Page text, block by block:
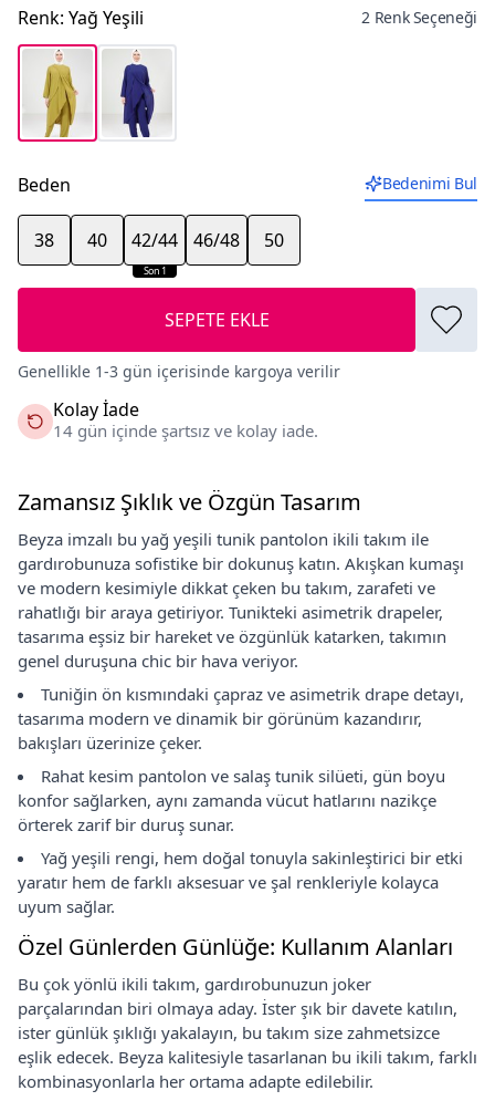
Renk: Yağ Yeşili 2 Renk Seçeneği
Beden Bedenimi Bul
38 40
Son 1
42/44 46/48 50
SEPETE EKLE
Genellikle 1-3 gün içerisinde kargoya verilir
Kolay İade
14 gün içinde şartsız ve kolay iade.
Zamansız Şıklık ve Özgün Tasarım
Beyza imzalı bu yağ yeşili tunik pantolon ikili takım ile
gardırobunuza sofistike bir dokunuş katın. Akışkan kumaşı
ve modern kesimiyle dikkat çeken bu takım, zarafeti ve
rahatlığı bir araya getiriyor. Tunikteki asimetrik drapeler,
tasarıma eşsiz bir hareket ve özgünlük katarken, takımın
genel duruşuna chic bir hava veriyor.
Tuniğin ön kısmındaki çapraz ve asimetrik drape detayı,
tasarıma modern ve dinamik bir görünüm kazandırır,
bakışları üzerinize çeker.
Rahat kesim pantolon ve salaş tunik silüeti, gün boyu
konfor sağlarken, aynı zamanda vücut hatlarını nazikçe
örterek zarif bir duruş sunar.
Yağ yeşili rengi, hem doğal tonuyla sakinleştirici bir etki
yaratır hem de farklı aksesuar ve şal renkleriyle kolayca
uyum sağlar.
Özel Günlerden Günlüğe: Kullanım Alanları
Bu çok yönlü ikili takım, gardırobunuzun joker
parçalarından biri olmaya aday. İster şık bir davete katılın,
ister günlük şıklığı yakalayın, bu takım size zahmetsizce
eşlik edecek. Beyza kalitesiyle tasarlanan bu ikili takım, farklı
kombinasyonlarla her ortama adapte edilebilir.